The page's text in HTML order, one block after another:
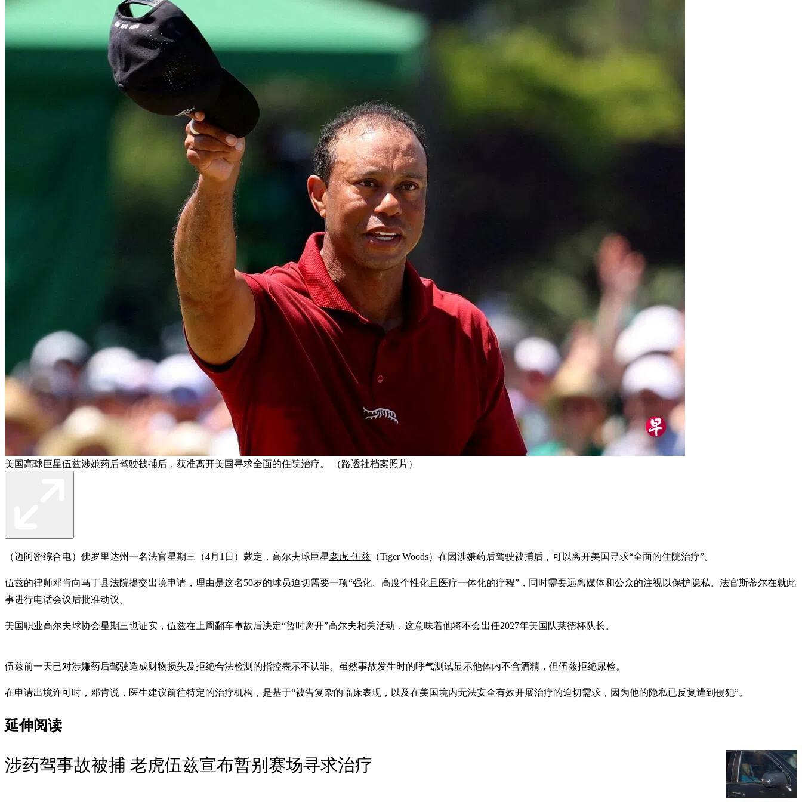
美国高球巨星伍兹涉嫌药后驾驶被捕后，获准离开美国寻求全面的住院治疗。 （路透社档案照片）
（迈阿密综合电）佛罗里达州一名法官星期三（4月1日）裁定，高尔夫球巨星老虎·伍兹 （Tiger Woods）在因涉嫌药后驾驶被捕后，可以离开美国寻求“全面的住院治疗”。
伍兹的律师邓肯向马丁县法院提交出境申请，理由是这名50岁的球员迫切需要一项“强化、高度个性化且医疗一体化的疗程”，同时需要远离媒体和公众的注视以保护隐私。法官斯蒂尔在就此
事进行电话会议后批准动议。
美国职业高尔夫球协会星期三也证实，伍兹在上周翻车事故后决定“暂时离开”高尔夫相关活动，这意味着他将不会出任2027年美国队莱德杯队长。
伍兹前一天已对涉嫌药后驾驶造成财物损失及拒绝合法检测的指控表示不认罪。虽然事故发生时的呼气测试显示他体内不含酒精，但伍兹拒绝尿检。
在申请出境许可时，邓肯说，医生建议前往特定的治疗机构，是基于“被告复杂的临床表现，以及在美国境内无法安全有效开展治疗的迫切需求，因为他的隐私已反复遭到侵犯”。
延伸阅读
涉药驾事故被捕 老虎伍兹宣布暂别赛场寻求治疗